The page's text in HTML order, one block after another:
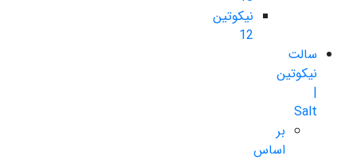
نیکوتین
12
سالت
نیکوتین
|
Salt
بر
اساس